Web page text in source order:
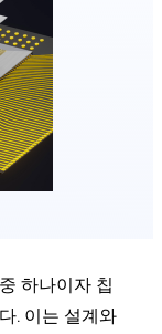
하나이자 칩
. 이는 설계와